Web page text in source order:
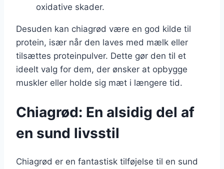
oxidative skader.
Desuden kan chiagrød være en god kilde til
protein, især når den laves med mælk eller
tilsættes proteinpulver. Dette gør den til et
ideelt valg for dem, der ønsker at opbygge
muskler eller holde sig mæt i længere tid.
Chiagrød: En alsidig del af
en sund livsstil
Chiagrød er en fantastisk tilføjelse til en sund